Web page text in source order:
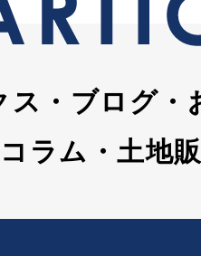
ス・ブログ・
ラム・土地